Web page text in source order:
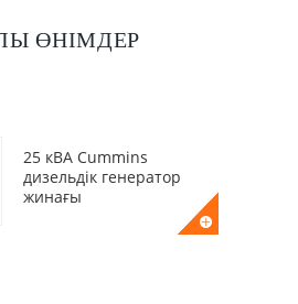
ӨНІМДЕР
25 кВА Cummins
дизельдік генератор
жинағы